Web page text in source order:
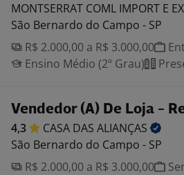
MONTSERRAT COML IMPORT E
São Bernardo do Campo - SP
R$ 2.000,00 a R$ 3.000,00
Ensino Médio (2º Grau)
Vendedor (A) De Loja -
4,3 CASA DAS ALIANÇAS
São Bernardo do Campo - SP
R$ 2.000,00 a R$ 3.000,00